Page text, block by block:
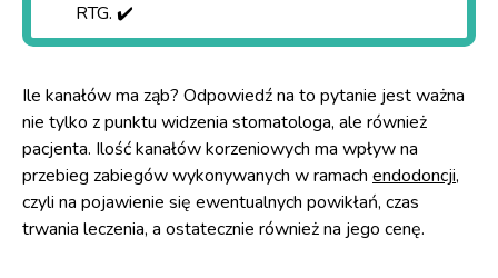
RTG. ✔️
Ile kanałów ma ząb? Odpowiedź na to pytanie jest ważna
nie tylko z punktu widzenia stomatologa, ale również
pacjenta. Ilość kanałów korzeniowych ma wpływ na
przebieg zabiegów wykonywanych w ramach endodoncji,
czyli na pojawienie się ewentualnych powikłań, czas
trwania leczenia, a ostatecznie również na jego cenę.